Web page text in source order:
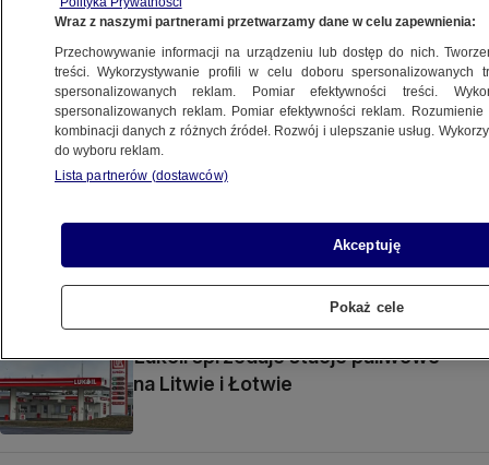
Litwa zawiera umowę z Gazpromem
o tranzycie gazu do Kaliningradu
Deficyt budżetowy Arabii Saudyjskiej
w 2015 roku wzrósł do 98 mld dol.
Łukoil sprzedaje stacje paliwowe
na Litwie i Łotwie
Wraz z naszymi partnerami przetwarzamy dane w celu zapewnienia:
Przechowywanie informacji na urządzeniu lub dostęp do nich.
treści. Wykorzystywanie profili w celu doboru spersonalizowanych
spersonalizowanych reklam. Pomiar efektywności treści.
spersonalizowanych reklam. Pomiar efektywności reklam.
kombinacji danych z różnych źródeł. Rozwój i ulepszanie usług.
do wyboru reklam.
Lista partnerów (dostawców)
Akceptuję
Pokaż cele